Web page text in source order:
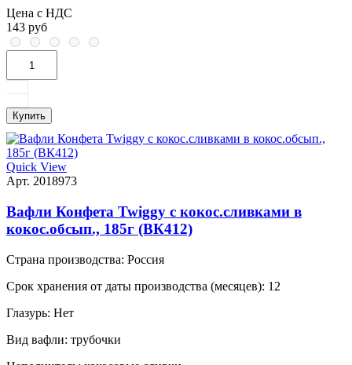
Цена с НДС
143 руб
Купить
Quick View
Арт. 2018973
Вафли Конфета Twiggy с кокос.сливками в
кокос.обсып., 185г (ВК412)
Страна производства: Россия
Срок хранения от даты производства (месяцев): 12
Глазурь: Нет
Вид вафли: трубочки